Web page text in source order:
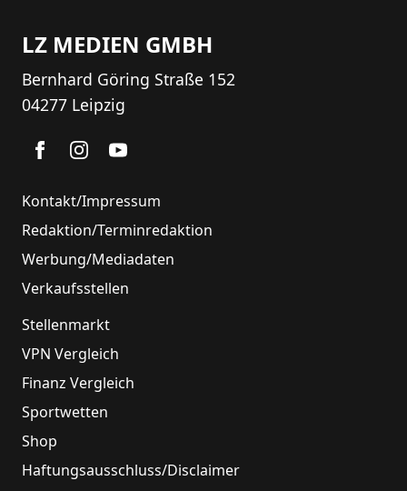
LZ MEDIEN GMBH
Bernhard Göring Straße 152
04277 Leipzig
Kontakt/Impressum
Redaktion/Terminredaktion
Werbung/Mediadaten
Verkaufsstellen
Stellenmarkt
VPN Vergleich
Finanz Vergleich
Sportwetten
Shop
Haftungsausschluss/Disclaimer